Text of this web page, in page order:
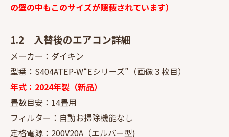
の壁の中もこのサイズが隠蔽されています）
1.2 入替後のエアコン詳細
メーカー：ダイキン
型番：S404ATEP-W“Eシリーズ”（画像３枚目）
年式：2024年製（新品）
畳数目安：14畳用
フィルター：自動お掃除機能なし
定格電源：200V20A（エルバー型)